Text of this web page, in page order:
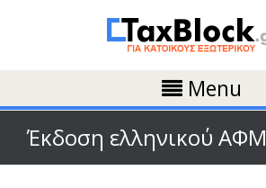
Menu
Έκδοση ελληνικού ΑΦΜ